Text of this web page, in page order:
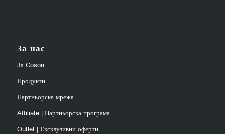
За нас
За Cosori
Продукти
Партньорска мрежа
Affiliate | Партньорска програма
Outlet | Ексклузивни оферти